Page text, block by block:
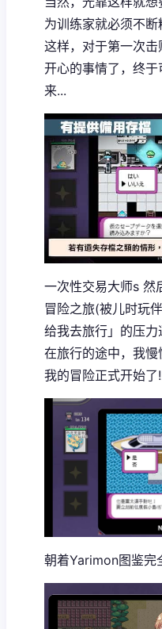
为训练家就必须不
这样，对于第一次
开心的事情了，终
来...
一次性交易大师s 然
冒险之旅(被儿时玩
给我去旅行」的压力
在旅行的途中，我
我的冒险正式开始了
朝着Yarimon图鉴完